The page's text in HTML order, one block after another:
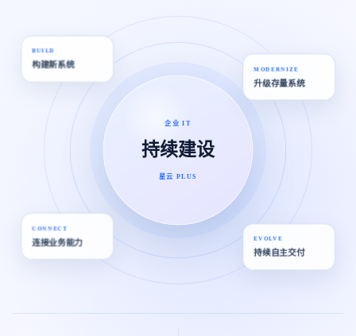
企业 IT
持续建设
星云 PLUS
BUILD
构建新系统 MODERNIZE
升级存量系统
CONNECT
连接业务能力 EVOLVE
持续自主交付